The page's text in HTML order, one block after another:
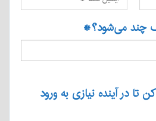
چند می‌شود؟*
تا در آینده نیازی به ورود